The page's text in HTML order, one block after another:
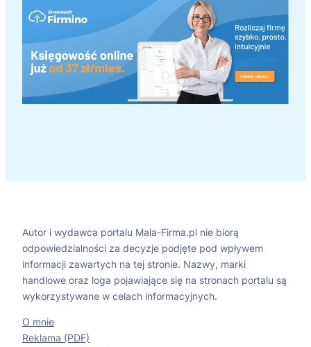
Autor i wydawca portalu Mala-Firma.pl nie biorą
odpowiedzialności za decyzje podjęte pod wpływem
informacji zawartych na tej stronie. Nazwy, marki
handlowe oraz loga pojawiające się na stronach portalu są
wykorzystywane w celach informacyjnych.
O mnie
Reklama (PDF)